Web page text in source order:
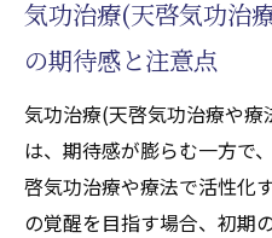
気功治療(天啓気功治
の期待感と注意点
気功治療(天啓気功治療や
は、期待感が膨らむ一方で
啓気功治療や療法で活性化
の覚醒を目指す場合、初期